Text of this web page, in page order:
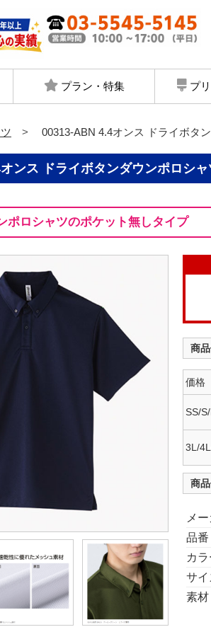
プラン・特集 プリ
00313-ABN 4.4オンス ドライボタ
ンス ドライボタンダウンポロシャ
ポロシャツのポケット無しタイプ
商
価格
SS/
3L/
商
メ
品番
カラ
サイ
素材